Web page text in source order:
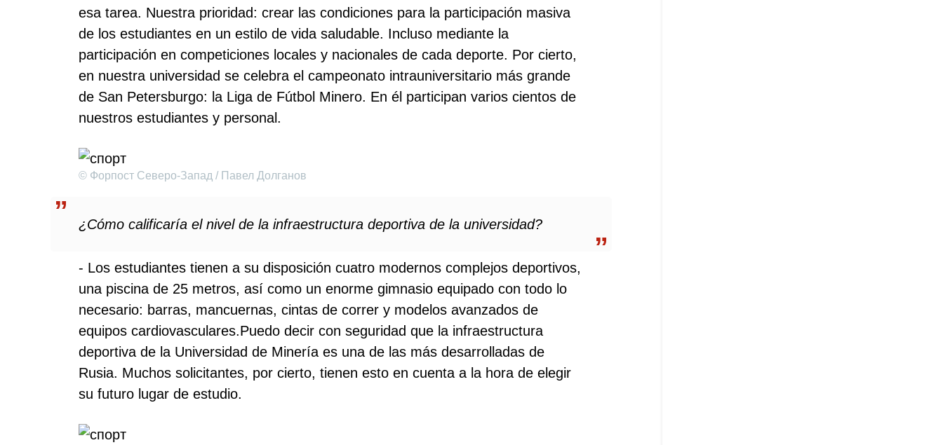
esa tarea. Nuestra prioridad: crear las condiciones para la participación masiva
de los estudiantes en un estilo de vida saludable. Incluso mediante la
participación en competiciones locales y nacionales de cada deporte. Por cierto,
en nuestra universidad se celebra el campeonato intrauniversitario más grande
de San Petersburgo: la Liga de Fútbol Minero. En él participan varios cientos de
nuestros estudiantes y personal.
© Форпост Северо-Запад / Павел Долганов
¿Cómo calificaría el nivel de la infraestructura deportiva de la universidad?
- Los estudiantes tienen a su disposición cuatro modernos complejos deportivos,
una piscina de 25 metros, así como un enorme gimnasio equipado con todo lo
necesario: barras, mancuernas, cintas de correr y modelos avanzados de
equipos cardiovasculares.Puedo decir con seguridad que la infraestructura
deportiva de la Universidad de Minería es una de las más desarrolladas de
Rusia. Muchos solicitantes, por cierto, tienen esto en cuenta a la hora de elegir
su futuro lugar de estudio.